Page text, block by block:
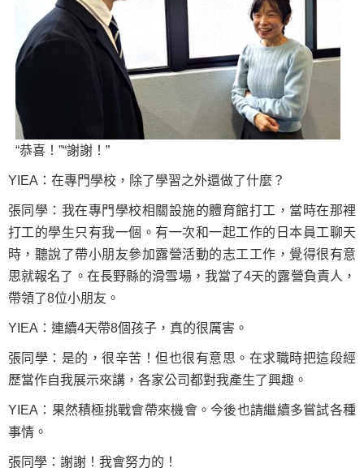
“恭喜！”“謝謝！”
YIEA：在專門學校，除了學習之外還做了什麼？
張同學：我在專門學校相關設施的體育館打工，當時在那裡
打工的學生只有我一個。有一次和一起工作的日本員工聊天
時，聽說了帶小朋友參加露營活動的志工工作，覺得很有意
思就報名了。在長野縣的滑雪場，我當了4天的露營負責人，
帶領了8位小朋友。
YIEA：連續4天帶8個孩子，真的很厲害。
張同學：是的，很辛苦！但也很有意思。在求職時把這段經
歷當作自我展示來講，各家公司都對我產生了興趣。
YIEA：果然積極挑戰會帶來機會。今後也請繼續多嘗試各種
事情。
張同學：謝謝！我會努力的！